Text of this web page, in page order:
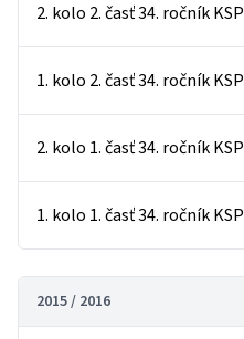
2. kolo 2. časť 34. ročník KSP
1. kolo 2. časť 34. ročník KSP
2. kolo 1. časť 34. ročník KSP
1. kolo 1. časť 34. ročník KSP
2015 / 2016